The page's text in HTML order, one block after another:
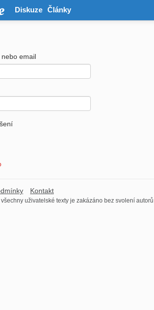
Diskuze Články
email
Kontakt
uživatelské texty je zakázáno bez svolení